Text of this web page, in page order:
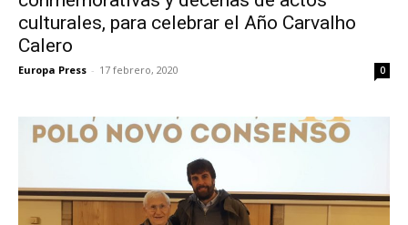
culturales, para celebrar el Año Carvalho
Calero
Europa Press - 17 febrero, 2020 0